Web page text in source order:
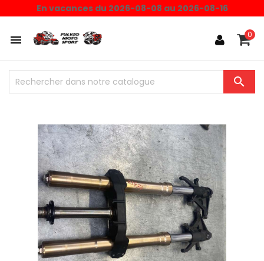
En vacances du 2026-08-08 au 2026-08-16
 0
